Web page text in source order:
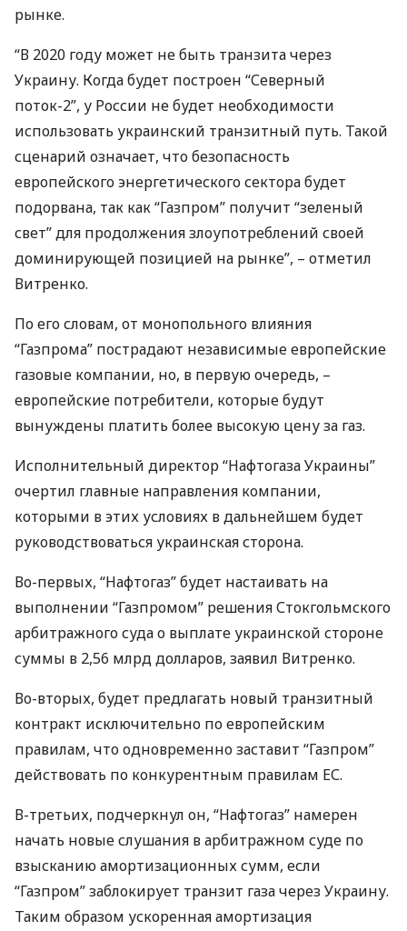
рынке.
“В 2020 году может не быть транзита через
Украину. Когда будет построен “Северный
поток-2”, у России не будет необходимости
использовать украинский транзитный путь. Такой
сценарий означает, что безопасность
европейского энергетического сектора будет
подорвана, так как “Газпром” получит “зеленый
свет” для продолжения злоупотреблений своей
доминирующей позицией на рынке”, – отметил
Витренко.
По его словам, от монопольного влияния
“Газпрома” пострадают независимые европейские
газовые компании, но, в первую очередь, –
европейские потребители, которые будут
вынуждены платить более высокую цену за газ.
Исполнительный директор “Нафтогаза Украины”
очертил главные направления компании,
которыми в этих условиях в дальнейшем будет
руководствоваться украинская сторона.
Во-первых, “Нафтогаз” будет настаивать на
выполнении “Газпромом” решения Стокгольмского
арбитражного суда о выплате украинской стороне
суммы в 2,56 млрд долларов, заявил Витренко.
Во-вторых, будет предлагать новый транзитный
контракт исключительно по европейским
правилам, что одновременно заставит “Газпром”
действовать по конкурентным правилам ЕС.
В-третьих, подчеркнул он, “Нафтогаз” намерен
начать новые слушания в арбитражном суде по
взысканию амортизационных сумм, если
“Газпром” заблокирует транзит газа через Украину.
Таким образом ускоренная амортизация